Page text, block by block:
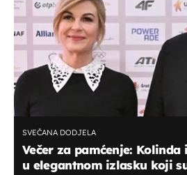
SVEČANA DODJELA
Večer za pamćenje:
u elegantnom izlasku koji